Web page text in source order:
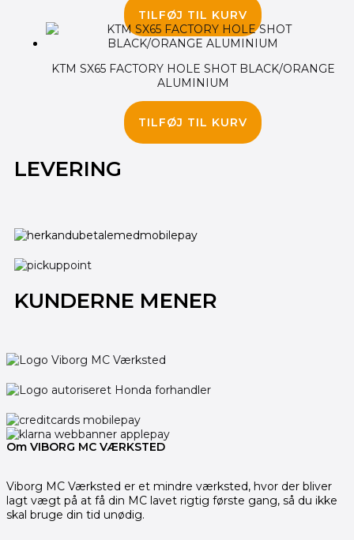
TILFØJ TIL KURV
KTM SX65 FACTORY HOLE SHOT BLACK/ORANGE
ALUMINIUM
TILFØJ TIL KURV
LEVERING
KUNDERNE MENER
Om VIBORG MC VÆRKSTED
Viborg MC Værksted er et mindre værksted, hvor der bliver
lagt vægt på at få din MC lavet rigtig første gang, så du ikke
skal bruge din tid unødig.